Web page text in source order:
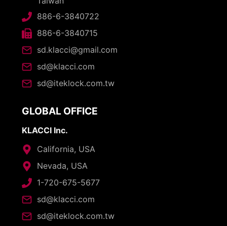
886-6-3840722
886-6-3840715
sd.klacci@gmail.com
sd@klacci.com
sd@iteklock.com.tw
GLOBAL OFFICE
KLACCI Inc.
California, USA
Nevada, USA
1-720-675-5677
sd@klacci.com
sd@iteklock.com.tw